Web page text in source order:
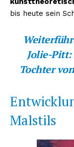
bis heute sein
Jolie-Pitt:
Tochter
Malstils